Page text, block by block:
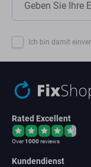
Ich bin damit
Rated Excellent
Over1000reviews
Kundendienst